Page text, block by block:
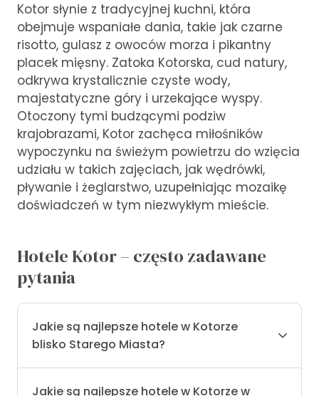
Kotor słynie z tradycyjnej kuchni, która
obejmuje wspaniałe dania, takie jak czarne
risotto, gulasz z owoców morza i pikantny
placek mięsny. Zatoka Kotorska, cud natury,
odkrywa krystalicznie czyste wody,
majestatyczne góry i urzekające wyspy.
Otoczony tymi budzącymi podziw
krajobrazami, Kotor zachęca miłośników
wypoczynku na świeżym powietrzu do wzięcia
udziału w takich zajęciach, jak wędrówki,
pływanie i żeglarstwo, uzupełniając mozaikę
doświadczeń w tym niezwykłym mieście.
Hotele Kotor – często zadawane
pytania
Jakie są najlepsze hotele w Kotorze
blisko Starego Miasta?
Jakie są najlepsze hotele w Kotorze w